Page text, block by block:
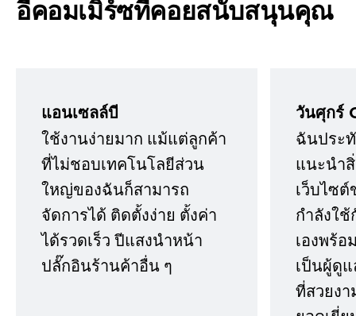
อีคอมเมิร์ซที่คอยสนับสนุนคุณ
แอนเซลล์บี
ใช้งานง่ายมาก แม้แต่ลูกค้า
ที่ไม่ชอบเทคโนโลยีส่วน
ใหญ่ของฉันก็สามารถ
จัดการได้ ติดตั้งง่าย ตั้งค่า
ได้รวดเร็ว ปีแสงนำหน้า
ปลั๊กอินร้านค้าอื่น ๆ
วันศุกร์
ฉันประ
แนะนำ
เว็บไซ
กำลังใ
เองพร้
เป็นผู้ดูแ
ที่สวยง